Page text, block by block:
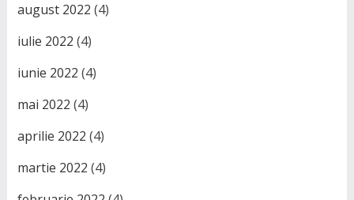
august 2022 (4)
iulie 2022 (4)
iunie 2022 (4)
mai 2022 (4)
aprilie 2022 (4)
martie 2022 (4)